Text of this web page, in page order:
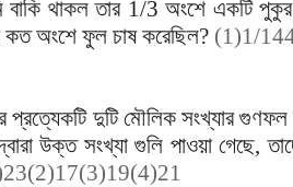
থাকল তার 1/3 অংশে একটি
অংশে ফুল চাষ করেছিল? (1)1/
প্রত্যেকটি দুটি মৌলিক সংখ্যার
উক্ত সংখ্যা গুলি পাওয়া গেছে,